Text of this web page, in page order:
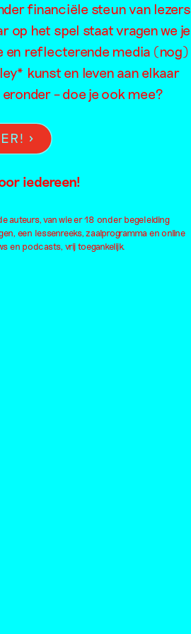
financiële steun van lezers
op het spel staat vragen we je
en reflecterende media (nog)
kunst en leven aan elkaar
– doe je ook mee?
iedereen!
auteurs, van wie er 18 onder begeleiding
een lessenreeks, zaalprogramma en online
en podcasts, vrij toegankelijk.